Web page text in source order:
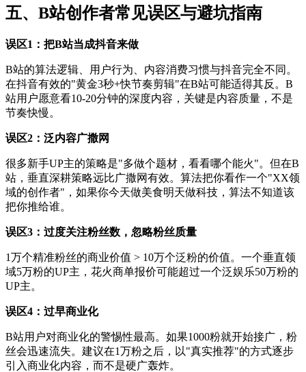
五、B站创作者常见误区与避坑指南
误区1：把B站当成抖音来做
B站的算法逻辑、用户行为、内容消费习惯与抖音完全不同。
在抖音有效的"黄金3秒+快节奏剪辑"在B站可能适得其反。B
站用户愿意看10-20分钟的深度内容，关键是内容质量，不是
节奏快慢。
误区2：泛内容广撒网
很多新手UP主的策略是"多做个题材，看看哪个能火"。但在B
站，垂直深耕策略远比广撒网有效。算法把你看作一个"XX领
域的创作者"，如果你今天做美食明天做科技，算法不知道该
把你推给谁。
误区3：过度关注粉丝数，忽略粉丝质量
1万个精准粉丝的商业价值 > 10万个泛粉的价值。一个垂直领
域5万粉的UP主，花火商单报价可能超过一个泛娱乐50万粉的
UP主。
误区4：过早商业化
B站用户对商业化的警惕性最高。如果1000粉就开始接广，粉
丝会迅速流失。建议在1万粉之后，以"真实推荐"的方式逐步
引入商业化内容，而不是硬广轰炸。